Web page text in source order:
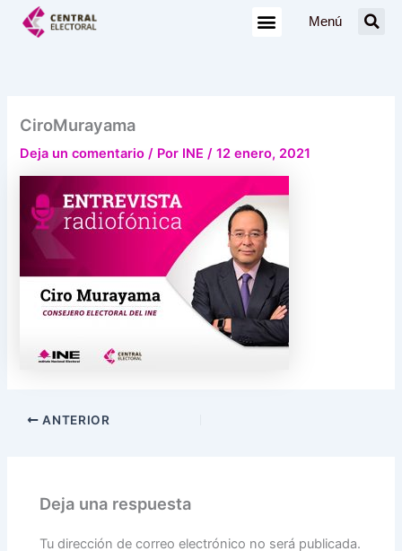
Menú
CiroMurayama
Deja un comentario / Por INE/12 enero, 2021
ANTERIOR
Deja una respuesta
Tu dirección de correo electrónico no será publicada.